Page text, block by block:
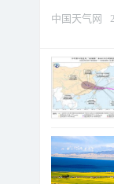
中国天气网